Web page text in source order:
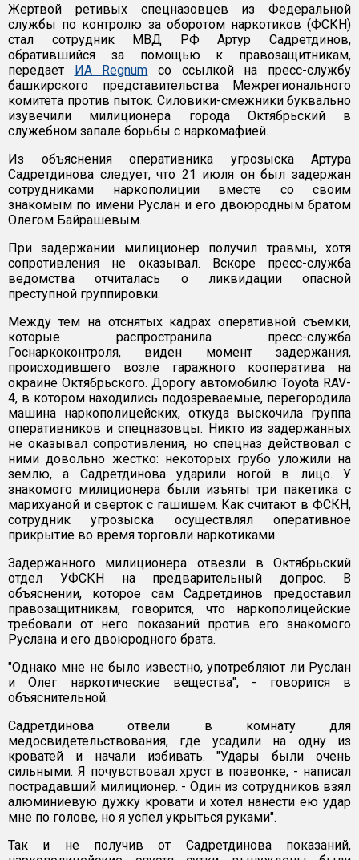
Жертвой ретивых спецназовцев из Федеральной
службы по контролю за оборотом наркотиков (ФСКН)
стал сотрудник МВД РФ Артур Садретдинов,
обратившийся за помощью к правозащитникам,
передает ИА Regnum со ссылкой на пресс-службу
башкирского представительства Межрегионального
комитета против пыток. Силовики-смежники буквально
изувечили милиционера города Октябрьский в
служебном запале борьбы с наркомафией.
Из объяснения оперативника угрозыска Артура
Садретдинова следует, что 21 июля он был задержан
сотрудниками наркополиции вместе со своим
знакомым по имени Руслан и его двоюродным братом
Олегом Байрашевым.
При задержании милиционер получил травмы, хотя
сопротивления не оказывал. Вскоре пресс-служба
ведомства отчиталась о ликвидации опасной
преступной группировки.
Между тем на отснятых кадрах оперативной съемки,
которые распространила пресс-служба
Госнаркоконтроля, виден момент задержания,
происходившего возле гаражного кооператива на
окраине Октябрьского. Дорогу автомобилю Toyota RAV-
4, в котором находились подозреваемые, перегородила
машина наркополицейских, откуда выскочила группа
оперативников и спецназовцы. Никто из задержанных
не оказывал сопротивления, но спецназ действовал с
ними довольно жестко: некоторых грубо уложили на
землю, а Садретдинова ударили ногой в лицо. У
знакомого милиционера были изъяты три пакетика с
марихуаной и сверток с гашишем. Как считают в ФСКН,
сотрудник угрозыска осуществлял оперативное
прикрытие во время торговли наркотиками.
Задержанного милиционера отвезли в Октябрьский
отдел УФСКН на предварительный допрос. В
объяснении, которое сам Садретдинов предоставил
правозащитникам, говорится, что наркополицейские
требовали от него показаний против его знакомого
Руслана и его двоюродного брата.
"Однако мне не было известно, употребляют ли Руслан
и Олег наркотические вещества", - говорится в
объяснительной.
Садретдинова отвели в комнату для
медосвидетельствования, где усадили на одну из
кроватей и начали избивать. "Удары были очень
сильными. Я почувствовал хруст в позвонке, - написал
пострадавший милиционер. - Один из сотрудников взял
алюминиевую дужку кровати и хотел нанести ею удар
мне по голове, но я успел укрыться руками".
Так и не получив от Садретдинова показаний,